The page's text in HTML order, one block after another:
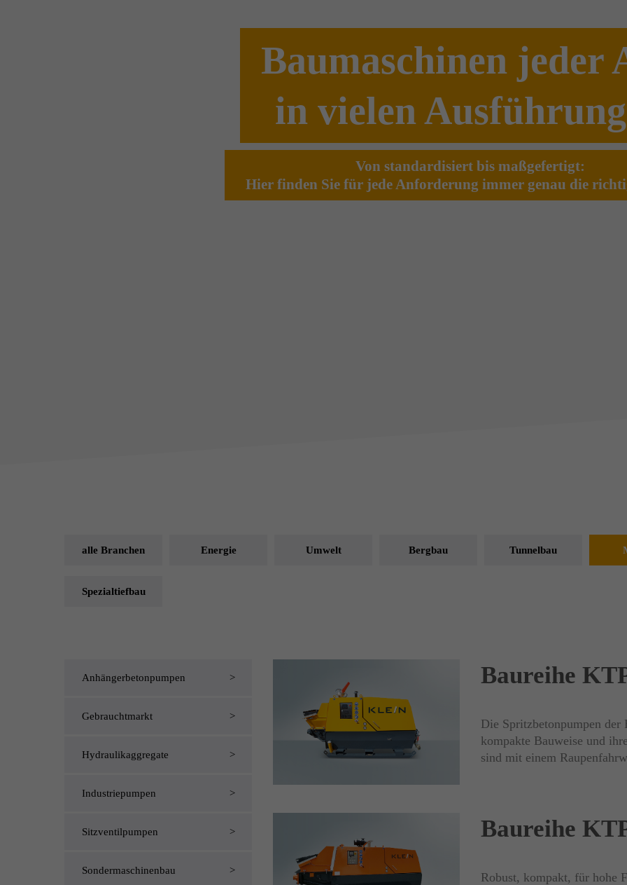
Baumaschinen jeder
in vielen
Von standardisiert bis maßgefertigt:
Hier finden Sie für jede Anforderung immer genau die
alle Branchen Energie Umwelt Bergbau Tunnelbau
Spezialtiefbau
Anhängerbetonpumpen
Gebrauchtmarkt
Hydraulikaggregate
Industriepumpen
Sitzventilpumpen
Sondermaschinenbau
Baureihe
Die Spritzbetonpumpen der
kompakte Bauweise und
sind mit einem
Baureihe
Robust, kompakt, für hohe